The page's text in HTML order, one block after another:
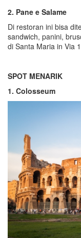
2. Pane e Salame
Di restoran ini bisa
sandwich, panini,
di Santa Maria in Via
SPOT MENARIK
1. Colosseum